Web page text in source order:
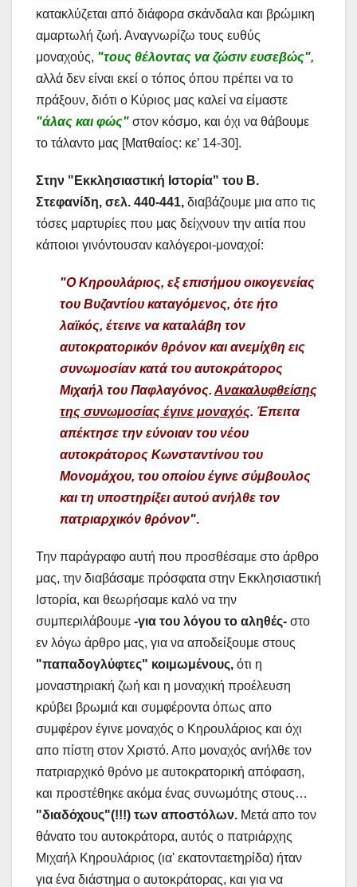
κατακλύζεται από διάφορα σκάνδαλα και βρώμικη
αμαρτωλή ζωή. Αναγνωρίζω τους ευθύς
μοναχούς, "τους θέλοντας να ζώσιν ευσεβώς",
αλλά δεν είναι εκεί ο τόπος όπου πρέπει να το
πράξουν, διότι ο Κύριος μας καλεί να είμαστε
"άλας και φώς" στον κόσμο, και όχι να θάβουμε
το τάλαντο μας [Ματθαίος: κε’ 14-30].
Στην "Εκκλησιαστική Ιστορία" του Β.
Στεφανίδη, σελ. 440-441, διαβάζουμε μια απο τις
τόσες μαρτυρίες που μας δείχνουν την αιτία που
κάποιοι γινόντουσαν καλόγεροι-μοναχοί:
"Ο Κηρουλάριος, εξ επισήμου οικογενείας
του Βυζαντίου καταγόμενος, ότε ήτο
λαϊκός, έτεινε να καταλάβη τον
αυτοκρατορικόν θρόνον και ανεμίχθη εις
συνωμοσίαν κατά του αυτοκράτορος
Μιχαήλ του Παφλαγόνος. Ανακαλυφθείσης
της συνωμοσίας έγινε μοναχός. Έπειτα
απέκτησε την εύνοιαν του νέου
αυτοκράτορος Κωνσταντίνου του
Μονομάχου, του οποίου έγινε σύμβουλος
και τη υποστηρίξει αυτού ανήλθε τον
πατριαρχικόν θρόνον".
Την παράγραφο αυτή που προσθέσαμε στο άρθρο
μας, την διαβάσαμε πρόσφατα στην Εκκλησιαστική
Ιστορία, και θεωρήσαμε καλό να την
συμπεριλάβουμε -για του λόγου το αληθές- στο
εν λόγω άρθρο μας, για να αποδείξουμε στους
"παπαδογλύφτες" κοιμωμένους, ότι η
μοναστηριακή ζωή και η μοναχική προέλευση
κρύβει βρωμιά και συμφέροντα όπως απο
συμφέρον έγινε μοναχός ο Κηρουλάριος και όχι
απο πίστη στον Χριστό. Απο μοναχός ανήλθε τον
πατριαρχικό θρόνο με αυτοκρατορική απόφαση,
και προστέθηκε ακόμα ένας συνωμότης στους…
"διαδόχους"(!!!) των αποστόλων. Μετά απο τον
θάνατο του αυτοκράτορα, αυτός ο πατριάρχης
Μιχαήλ Κηρουλάριος (ια' εκατονταετηρίδα) ήταν
για ένα διάστημα ο αυτοκράτορας, και για να